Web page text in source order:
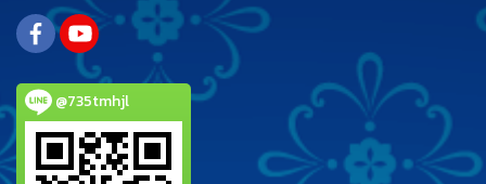
@735tmhjl